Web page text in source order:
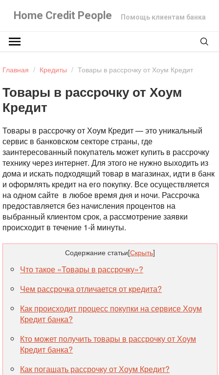
Home Credit People Помощь клиентам банка
Главная / Кредиты / Товары в рассрочку от Хоум Кредит
Товары в рассрочку от Хоум
Кредит
Товары в рассрочку от Хоум Кредит — это уникальный
сервис в банковском секторе страны, где
заинтересованный покупатель может купить в рассрочку
технику через интернет. Для этого не нужно выходить из
дома и искать подходящий товар в магазинах, идти в банк
и оформлять кредит на его покупку. Все осуществляется
на одном сайте в любое время дня и ночи. Рассрочка
предоставляется без начисления процентов на
выбранный клиентом срок, а рассмотрение заявки
происходит в течение 1-й минуты.
Содержание статьи[Скрыть]
Что такое «Товары в рассрочку»?
Чем рассрочка отличается от кредита?
Как происходит процесс покупки на сервисе Хоум
Кредит банка?
Кто может получить товары в рассрочку от Хоум
Кредит банка?
Как погашать рассрочку от Хоум Кредит?